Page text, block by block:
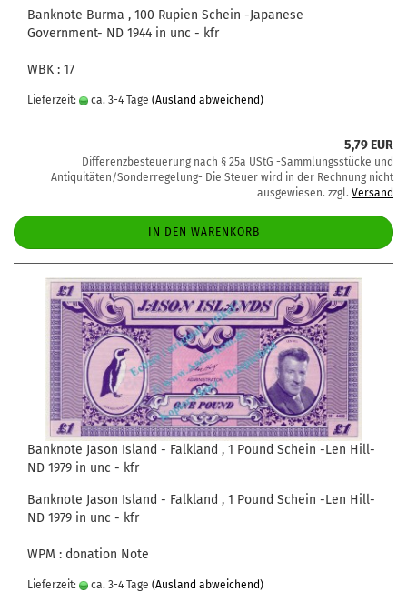
Banknote Burma , 100 Rupien Schein -Japanese
Government- ND 1944 in unc - kfr
WBK : 17
Lieferzeit: ca. 3-4 Tage (Ausland abweichend)
5,79 EUR
Differenzbesteuerung nach § 25a UStG -Sammlungsstücke und
Antiquitäten/Sonderregelung- Die Steuer wird in der Rechnung nicht
ausgewiesen. zzgl. Versand
IN DEN WARENKORB
Banknote Jason Island - Falkland , 1 Pound Schein -Len Hill-
ND 1979 in unc - kfr
Banknote Jason Island - Falkland , 1 Pound Schein -Len Hill-
ND 1979 in unc - kfr
WPM : donation Note
Lieferzeit: ca. 3-4 Tage (Ausland abweichend)